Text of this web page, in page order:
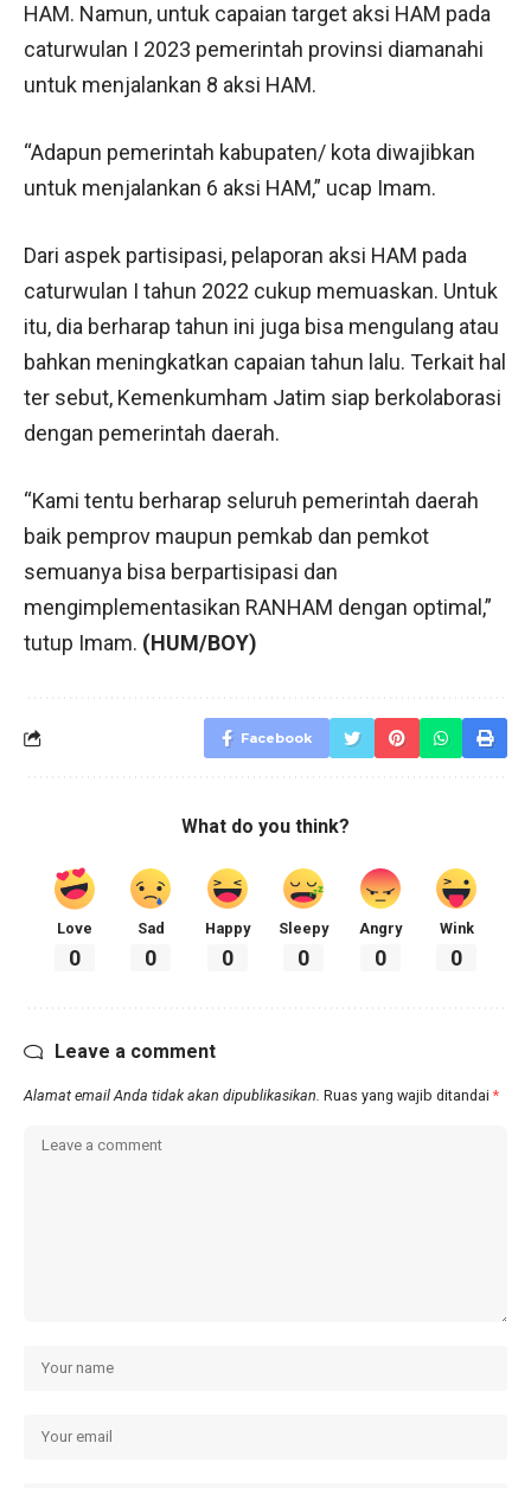
HAM. Namun, untuk capaian target aksi HAM pada
caturwulan I 2023 pemerintah provinsi diamanahi
untuk menjalankan 8 aksi HAM.
“Adapun pemerintah kabupaten/ kota diwajibkan
untuk menjalankan 6 aksi HAM,” ucap Imam.
Dari aspek partisipasi, pelaporan aksi HAM pada
caturwulan I tahun 2022 cukup memuaskan. Untuk
itu, dia berharap tahun ini juga bisa mengulang atau
bahkan meningkatkan capaian tahun lalu. Terkait hal
ter sebut, Kemenkumham Jatim siap berkolaborasi
dengan pemerintah daerah.
“Kami tentu berharap seluruh pemerintah daerah
baik pemprov maupun pemkab dan pemkot
semuanya bisa berpartisipasi dan
mengimplementasikan RANHAM dengan optimal,”
tutup Imam. (HUM/BOY)
Facebook
What do you think?
Love
0
Sad
0
Happy
0
Sleepy
0
Angry
0
Wink
0
Leave a comment
Alamat email Anda tidak akan dipublikasikan. Ruas yang wajib ditandai *